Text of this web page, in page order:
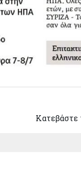
Κατεβάστε